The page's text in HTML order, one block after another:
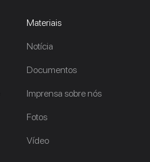
Materiais
Notícia
Documentos
Imprensa sobre nós
Fotos
Vídeo